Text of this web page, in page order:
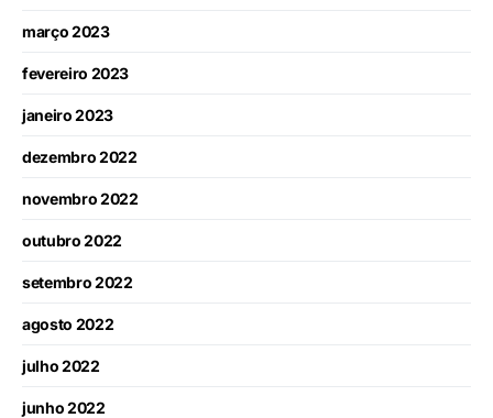
março 2023
fevereiro 2023
janeiro 2023
dezembro 2022
novembro 2022
outubro 2022
setembro 2022
agosto 2022
julho 2022
junho 2022